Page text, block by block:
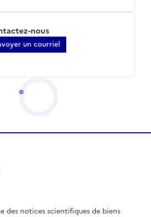
nous
un courriel
des notices scientifiques de biens